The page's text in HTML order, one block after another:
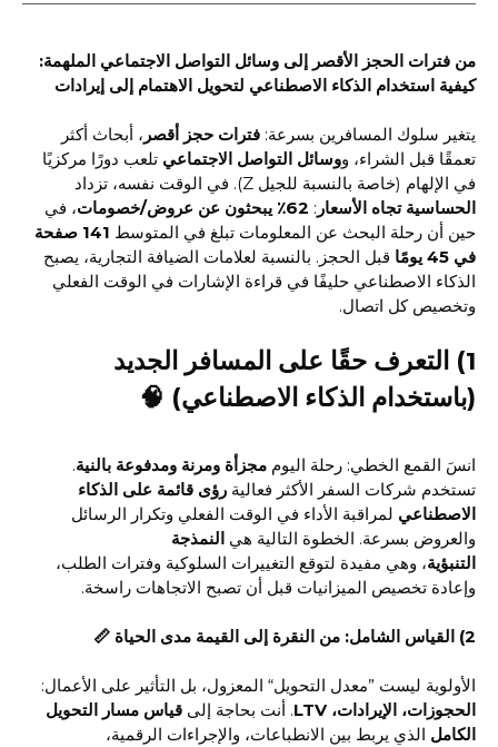
من فترات الحجز الأقصر إلى وسائل التواصل الاجتماعي الملهمة:
كيفية استخدام الذكاء الاصطناعي لتحويل الاهتمام إلى إيرادات
يتغير سلوك المسافرين بسرعة: فترات حجز أقصر ، أبحاث أكثر
تعمقًا قبل الشراء، ووسائل التواصل الاجتماعي تلعب دورًا مركزيًا
في الإلهام (خاصة بالنسبة للجيل Z). في الوقت نفسه، تزداد
الحساسية تجاه الأسعار : 62٪ يبحثون عن عروض/خصومات
، في
حين أن رحلة البحث عن المعلومات تبلغ في المتوسط
141 صفحة
في 45 يومًا
قبل الحجز. بالنسبة لعلامات الضيافة التجارية، يصبح
الذكاء الاصطناعي حليفًا في قراءة الإشارات في الوقت الفعلي
وتخصيص كل اتصال.
1) التعرف حقًا على المسافر الجديد
(باستخدام الذكاء الاصطناعي) 🧠
انسَ القمع الخطي: رحلة اليوم مجزأة ومرنة ومدفوعة بالنية.
تستخدم شركات السفر الأكثر فعالية رؤى قائمة على الذكاء
الاصطناعي لمراقبة الأداء في الوقت الفعلي وتكرار الرسائل
والعروض بسرعة. الخطوة التالية هي النمذجة
التنبؤية، وهي مفيدة لتوقع التغييرات السلوكية وفترات الطلب،
وإعادة تخصيص الميزانيات قبل أن تصبح الاتجاهات راسخة.
2) القياس الشامل: من النقرة إلى القيمة مدى الحياة 📏
الأولوية ليست ”معدل التحويل“ المعزول، بل التأثير على الأعمال:
الحجوزات، الإيرادات، LTV
. أنت بحاجة إلى قياس مسار التحويل
الكامل الذي يربط بين الانطباعات، والإجراءات الرقمية،